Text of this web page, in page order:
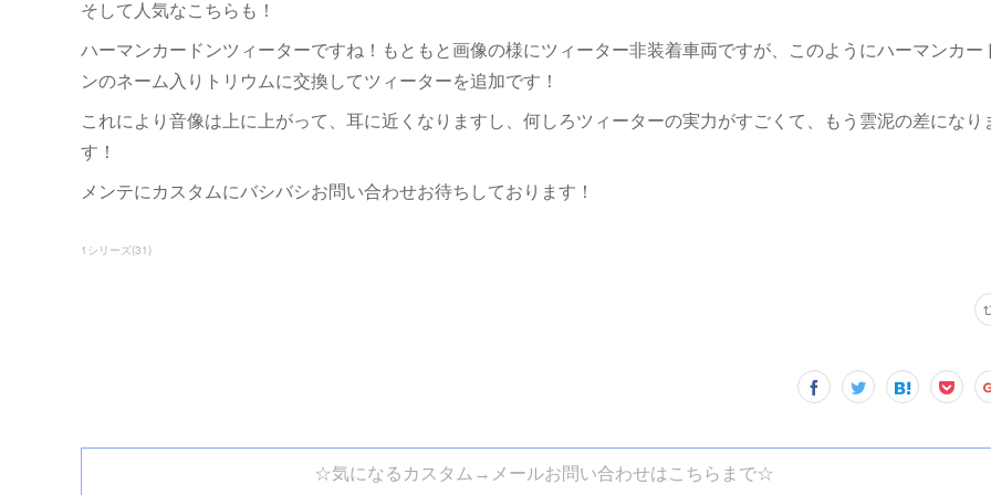
そして人気なこちらも！
ハーマンカードンツィーターですね！もともと画像の様にツィーター非装着車両ですが、このようにハーマンカー
ンのネーム入りトリウムに交換してツィーターを追加です！
これにより音像は上に上がって、耳に近くなりますし、何しろツィーターの実力がすごくて、もう雲泥の差になり
す！
メンテにカスタムにバシバシお問い合わせお待ちしております！
1シリーズ(31)
☆気になるカスタム→メールお問い合わせはこちらまで☆